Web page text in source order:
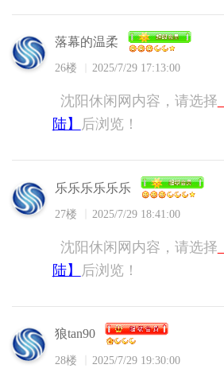
落幕的温柔
26楼 2025/7/29 17:13:00
沈阳休闲网内容，请选择
陆】
后浏览！
乐乐乐乐乐乐
27楼 2025/7/29 18:41:00
沈阳休闲网内容，请选择
陆】
后浏览！
狼tan90
28楼 2025/7/29 19:30:00